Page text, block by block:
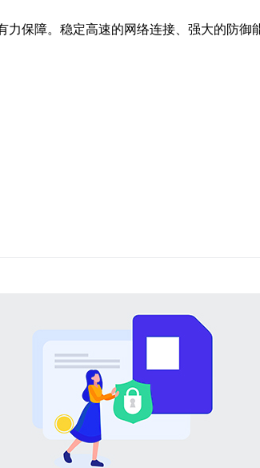
保障。稳定高速的网络连接、强大的防